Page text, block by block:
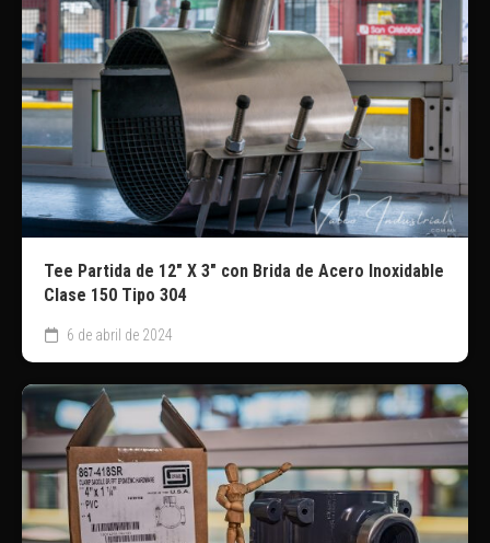
Tee Partida de 12″ X 3″ con Brida de Acero Inoxidable
Clase 150 Tipo 304
6 de abril de 2024